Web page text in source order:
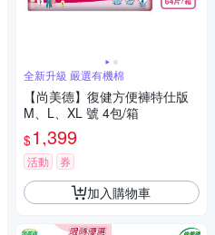
全新升級 嚴選有機棉
【尚美德】復健方便褲特仕版
M、L、XL 號 4包/箱
$1,399
活動 券
加入購物車